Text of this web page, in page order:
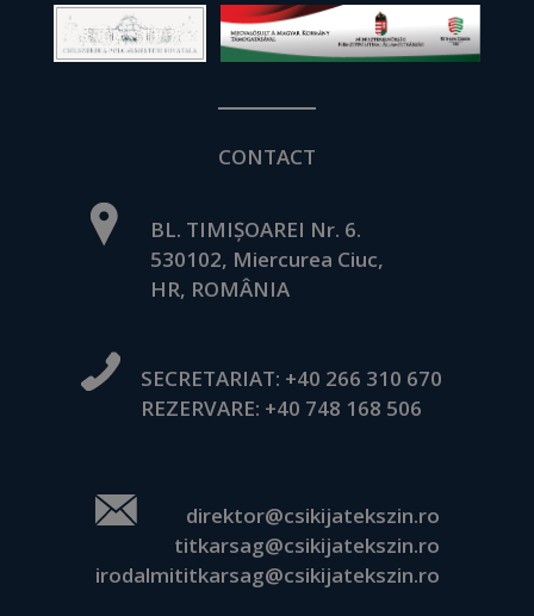
CONTACT
BL. TIMIȘOAREI Nr. 6.
530102, Miercurea Ciuc,
HR, ROMÂNIA
SECRETARIAT: +40 266 310 670
REZERVARE: +40 748 168 506
direktor@csikijatekszin.ro
titkarsag@csikijatekszin.ro
irodalmititkarsag@csikijatekszin.ro